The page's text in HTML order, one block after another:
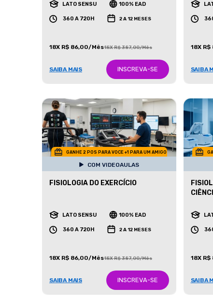
LATO SENSU 100% EAD
360 A 720H 2 A 12 MESES
18X R$ 86,00/Mês18X R$ 387,00/Mês
SAIBA MAIS INSCREVA-SE
18X
SAIBA
GANHE 2 POS PARA VOCE +1 PARA UM AMIGO
COM VIDEOAULAS
FISIOLOGIA DO EXERCÍCIO
LATO SENSU 100% EAD
360 A 720H 2 A 12 MESES
18X R$ 86,00/Mês18X R$ 387,00/Mês
SAIBA MAIS INSCREVA-SE
18X
SAIBA